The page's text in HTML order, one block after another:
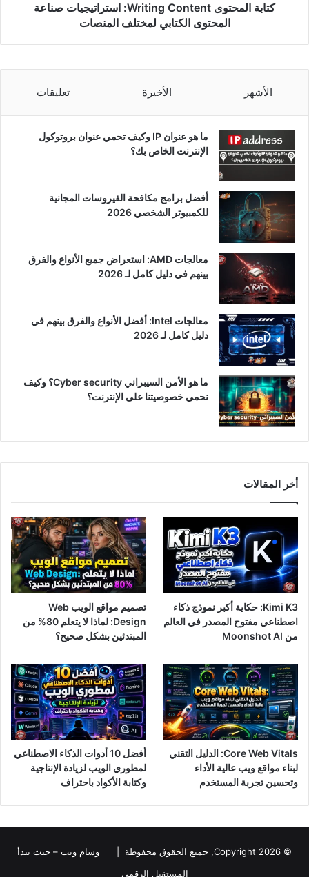
كتابة المحتوى Writing Content: استراتيجيات صناعة
المحتوى الكتابي لمختلف المنصات
الأشهر الأخيرة تعليقات
ما هو عنوان IP وكيف تحمي عنوان بروتوكول
الإنترنت الخاص بك؟
أفضل برامج مكافحة الفيروسات المجانية
للكمبيوتر الشخصي 2026
معالجات AMD: استعراض جميع الأنواع والفرق
بينهم في دليل كامل لـ 2026
معالجات Intel: أفضل الأنواع والفرق بينهم في
دليل كامل لـ 2026
ما هو الأمن السيبراني Cyber ​​security؟ وكيف
نحمي خصوصيتنا على الإنترنت؟
أخر المقالات
Kimi K3: حكاية أكبر نموذج ذكاء
اصطناعي مفتوح المصدر في العالم
من Moonshot AI
تصميم مواقع الويب Web
Design: لماذا لا يتعلم 80% من
المبتدئين بشكل صحيح؟
Core Web Vitals: الدليل التقني
لبناء مواقع ويب عالية الأداء
وتحسين تجربة المستخدم
أفضل 10 أدوات الذكاء الاصطناعي
لمطوري الويب لزيادة الإنتاجية
وكتابة الأكواد باحتراف
© Copyright 2026, جميع الحقوق محفوظة |
وسام ويب – حيث يبدأ
المستقبل الرقمي